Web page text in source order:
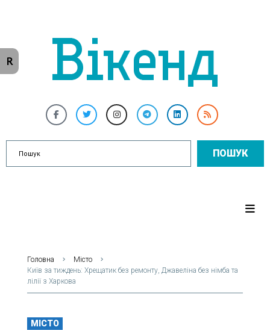
ПОШУК
Головна
Місто
Київ за тиждень: Хрещатик без ремонту, Джавеліна без німба та
лілії з Харкова
МІСТО
R